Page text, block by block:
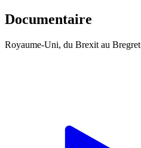
Documentaire
Royaume-Uni, du Brexit au Bregret